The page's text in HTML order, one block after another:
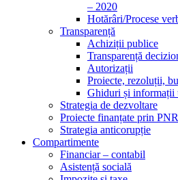
– 2020
Hotărâri/Procese
Transparență
Achiziții publice
Transparență
Autorizații
Proiecte, rezoluții,
Ghiduri și informații
Strategia de dezvoltare
Proiecte finanțate prin
Strategia anticorupție
Compartimente
Financiar – contabil
Asistență socială